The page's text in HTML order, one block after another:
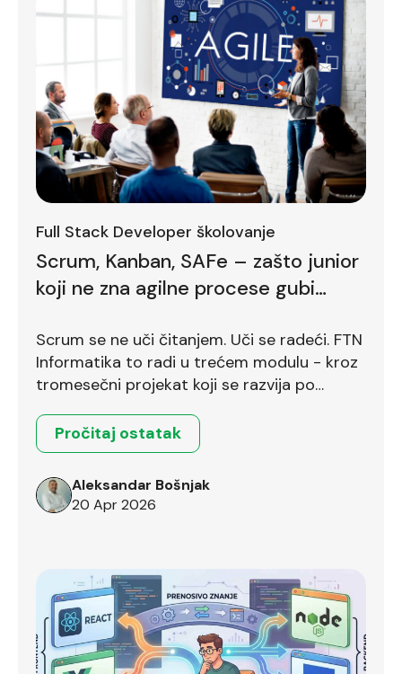
Full Stack Developer školovanje
Scrum, Kanban, SAFe – zašto junior
koji ne zna agilne procese gubi
Scrum se ne uči čitanjem. Uči se radeći. FTN
Informatika to radi u trećem modulu - kroz
tromesečni projekat koji se razvija po
Pročitaj ostatak
Aleksandar Bošnjak
20 Apr 2026